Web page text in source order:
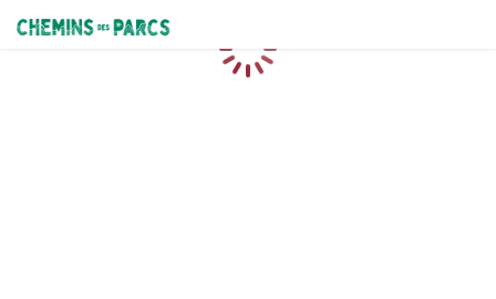
Chemins des Parcs
Chargement